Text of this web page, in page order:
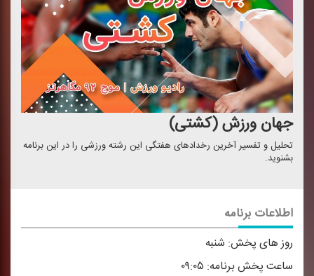
جهان ورزش (كشتی)
تحلیل و تفسیر آخرین رخدادهای هفتگی این رشته ورزشی را در این برنامه
بشنوید.
اطلاعات برنامه
روز های پخش: شنبه
ساعت پخش برنامه: